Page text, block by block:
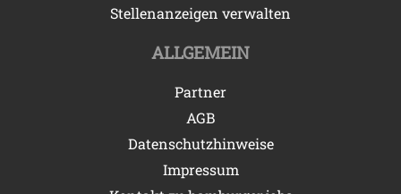
Stellenanzeigen verwalten
ALLGEMEIN
Partner
AGB
Datenschutzhinweise
Impressum